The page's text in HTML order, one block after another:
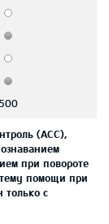
500
(ACC),
при повороте
помощи при
только с